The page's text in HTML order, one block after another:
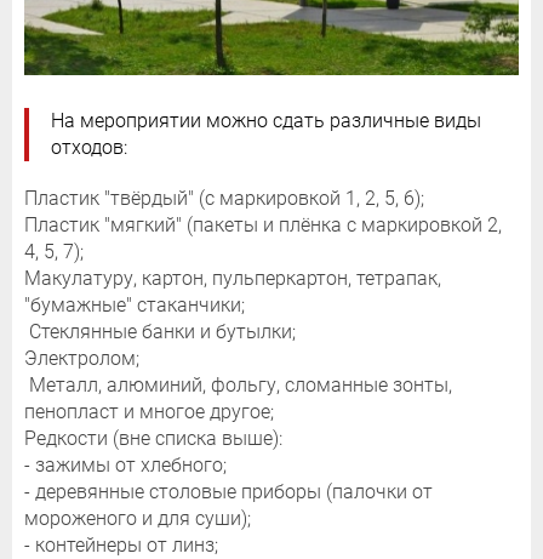
На мероприятии можно сдать различные виды
отходов:
Пластик "твёрдый" (с маркировкой 1, 2, 5, 6);
Пластик "мягкий" (пакеты и плёнка с маркировкой 2,
4, 5, 7);
Макулатуру, картон, пульперкартон, тетрапак,
"бумажные" стаканчики;
Стеклянные банки и бутылки;
Электролом;
Металл, алюминий, фольгу, сломанные зонты,
пенопласт и многое другое;
Редкости (вне списка выше):
- зажимы от хлебного;
- деревянные столовые приборы (палочки от
мороженого и для суши);
- контейнеры от линз;